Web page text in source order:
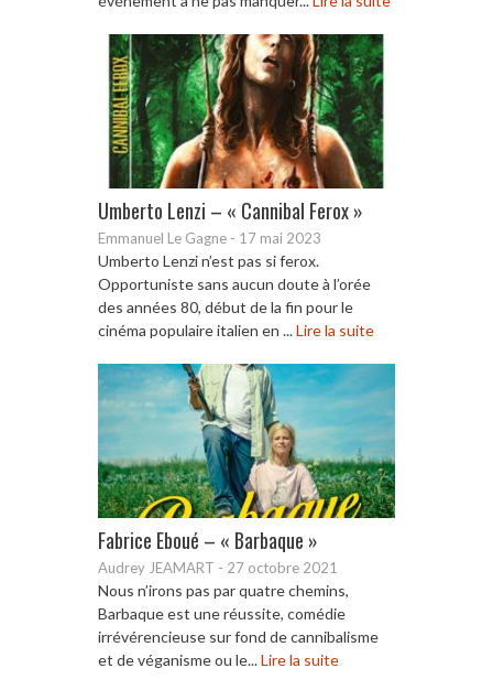
Umberto Lenzi – « Cannibal Ferox »
Emmanuel Le Gagne - 17 mai 2023
Umberto Lenzi n’est pas si ferox.
Opportuniste sans aucun doute à l’orée
des années 80, début de la fin pour le
cinéma populaire italien en ...Lire la suite
Fabrice Eboué – « Barbaque »
Audrey JEAMART - 27 octobre 2021
Nous n’irons pas par quatre chemins,
Barbaque est une réussite, comédie
irrévérencieuse sur fond de cannibalisme
et de véganisme ou le...Lire la suite